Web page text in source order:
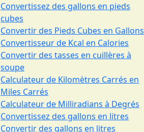
Convertissez des gallons en pieds
cubes
Convertir des Pieds Cubes en Gallons
Convertisseur de Kcal en Calories
Convertir des tasses en cuillères à
soupe
Calculateur de Kilomètres Carrés en
Miles Carrés
Calculateur de Milliradians à Degrés
Convertissez des gallons en litres
Convertir des gallons en litres